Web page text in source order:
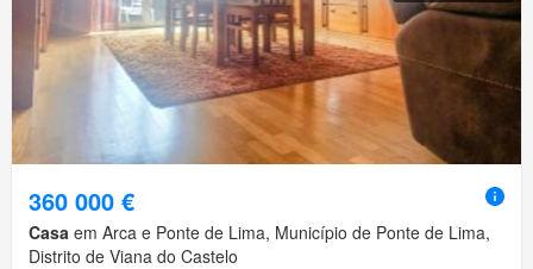
360 000 €
Casa em Arca e Ponte de Lima, Município de Ponte de Lima,
Distrito de Viana do Castelo